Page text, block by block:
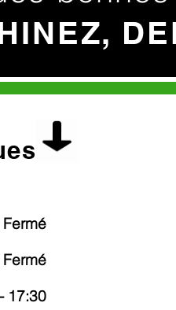
Fermé
Fermé
17:30